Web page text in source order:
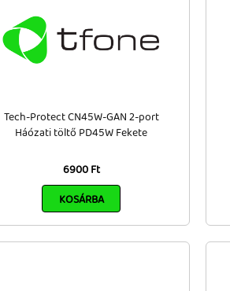
Tech-Protect CN45W-GAN 2-port
Háózati töltő PD45W Fekete
6900 Ft
KOSÁRBA